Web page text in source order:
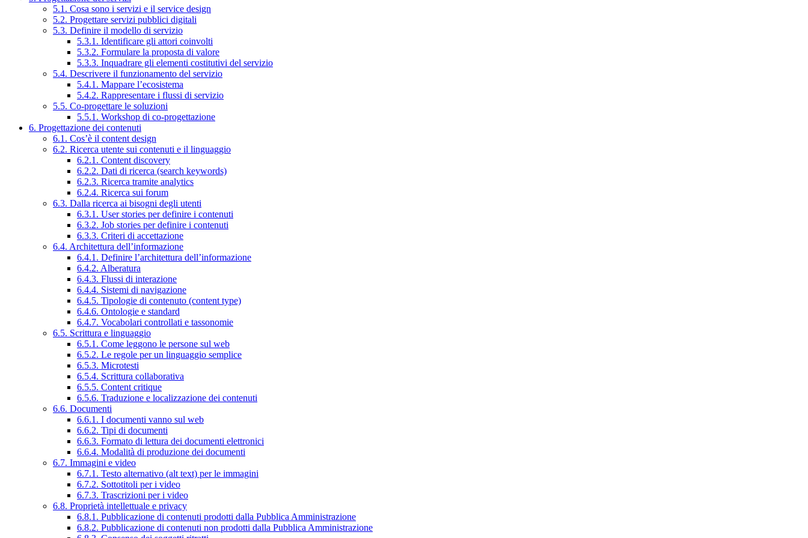
5.1. Cosa sono i servizi e il service design
5.2. Progettare servizi pubblici digitali
5.3. Definire il modello di servizio
5.3.1. Identificare gli attori coinvolti
5.3.2. Formulare la proposta di valore
5.3.3. Inquadrare gli elementi costitutivi del servizio
5.4. Descrivere il funzionamento del servizio
5.4.1. Mappare l’ecosistema
5.4.2. Rappresentare i flussi di servizio
5.5. Co-progettare le soluzioni
5.5.1. Workshop di co-progettazione
6. Progettazione dei contenuti
6.1. Cos’è il content design
6.2. Ricerca utente sui contenuti e il linguaggio
6.2.1. Content discovery
6.2.2. Dati di ricerca (search keywords)
6.2.3. Ricerca tramite analytics
6.2.4. Ricerca sui forum
6.3. Dalla ricerca ai bisogni degli utenti
6.3.1. User stories per definire i contenuti
6.3.2. Job stories per definire i contenuti
6.3.3. Criteri di accettazione
6.4. Architettura dell’informazione
6.4.1. Definire l’architettura dell’informazione
6.4.2. Alberatura
6.4.3. Flussi di interazione
6.4.4. Sistemi di navigazione
6.4.5. Tipologie di contenuto (content type)
6.4.6. Ontologie e standard
6.4.7. Vocabolari controllati e tassonomie
6.5. Scrittura e linguaggio
6.5.1. Come leggono le persone sul web
6.5.2. Le regole per un linguaggio semplice
6.5.3. Microtesti
6.5.4. Scrittura collaborativa
6.5.5. Content critique
6.5.6. Traduzione e localizzazione dei contenuti
6.6. Documenti
6.6.1. I documenti vanno sul web
6.6.2. Tipi di documenti
6.6.3. Formato di lettura dei documenti elettronici
6.6.4. Modalità di produzione dei documenti
6.7. Immagini e video
6.7.1. Testo alternativo (alt text) per le immagini
6.7.2. Sottotitoli per i video
6.7.3. Trascrizioni per i video
6.8. Proprietà intellettuale e privacy
6.8.1. Pubblicazione di contenuti prodotti dalla Pubblica Amministrazione
6.8.2. Pubblicazione di contenuti non prodotti dalla Pubblica Amministrazione